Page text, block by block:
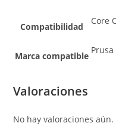
Compatibilidad
Core
Marca compatible
Prusa
Valoraciones
No hay valoraciones aún.